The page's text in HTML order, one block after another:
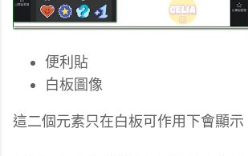
便利貼
白板圖像
這二個元素只在白板可作用下會顯示